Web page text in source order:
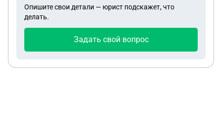
Опишите свои детали — юрист подскажет, что
делать.
Задать свой вопрос